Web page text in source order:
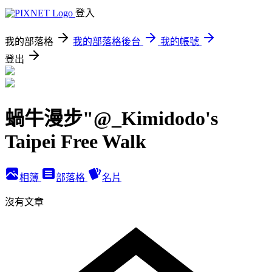
登入
我的部落格 我的部落格後台
我的帳號
登出
蝸牛漫步"@_Kimidodo's
Taipei Free Walk
相簿 部落格 名片
沒有文章